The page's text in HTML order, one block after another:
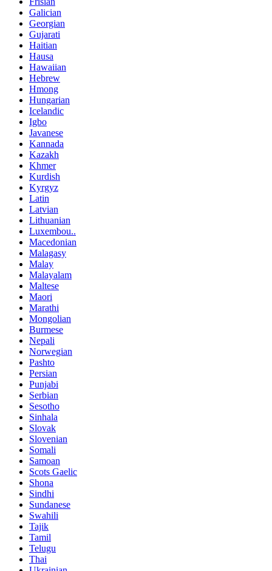
Galician
Georgian
Gujarati
Haitian
Hausa
Hawaiian
Hebrew
Hmong
Hungarian
Icelandic
Igbo
Javanese
Kannada
Kazakh
Khmer
Kurdish
Kyrgyz
Latin
Latvian
Lithuanian
Luxembou..
Macedonian
Malagasy
Malay
Malayalam
Maltese
Maori
Marathi
Mongolian
Burmese
Nepali
Norwegian
Pashto
Persian
Punjabi
Serbian
Sesotho
Sinhala
Slovak
Slovenian
Somali
Samoan
Scots Gaelic
Shona
Sindhi
Sundanese
Swahili
Tajik
Tamil
Telugu
Thai